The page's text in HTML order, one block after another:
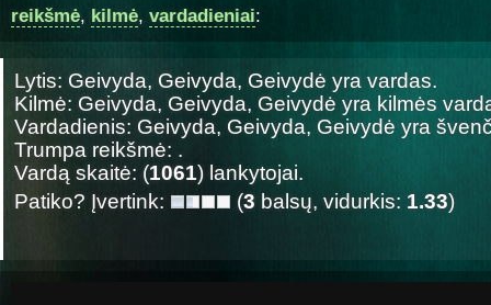
reikšmė, kilmė, vardadieniai:
Lytis: Geivyda, Geivyda, Geivydė yra vardas.
Kilmė: Geivyda, Geivyda, Geivydė yra kilmės
Vardadienis: Geivyda, Geivyda, Geivydė yra
Trumpa reikšmė: .
Vardą skaitė: (1061) lankytojai.
Patiko? Įvertink:
(3 balsų, vidurkis: 1.33)